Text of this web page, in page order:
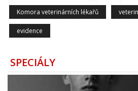
Komora veterinárních lékařů
evidence
SPECIÁLY